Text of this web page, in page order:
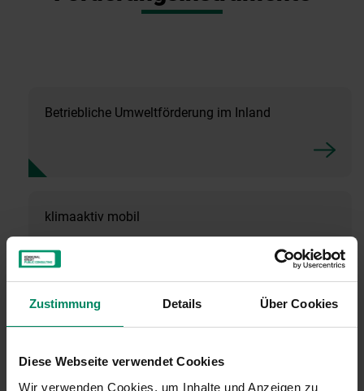
Zustimmung Details Über Cookies
Diese Webseite verwendet Cookies
Wir verwenden Cookies, um Inhalte und Anzeigen zu
Betriebliche Umweltförderung im Inland
klimaaktiv mobil